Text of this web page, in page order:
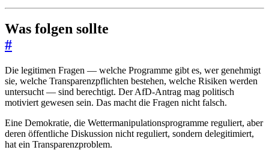
Was folgen sollte
#
Die legitimen Fragen — welche Programme gibt es, wer genehmigt
sie, welche Transparenzpflichten bestehen, welche Risiken werden
untersucht — sind berechtigt. Der AfD-Antrag mag politisch
motiviert gewesen sein. Das macht die Fragen nicht falsch.
Eine Demokratie, die Wettermanipulationsprogramme reguliert, aber
deren öffentliche Diskussion nicht reguliert, sondern delegitimiert,
hat ein Transparenzproblem.